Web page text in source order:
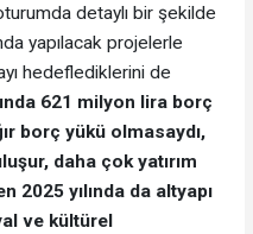
detaylı bir şekilde
yapılacak projelerle
hedeflediklerini de
621 milyon lira borç
borç yükü olmasaydı,
daha çok yatırım
2025 yılında da altyapı
ve kültürel